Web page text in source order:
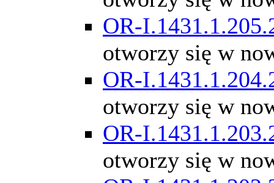
OR-
otworzy się w
OR-
otworzy się w
OR-
otworzy się w